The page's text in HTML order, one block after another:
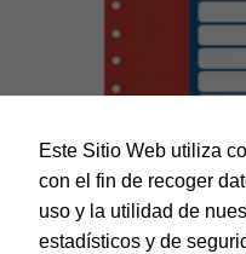
Este Sitio Web utiliza
con el fin de recoger
uso y la utilidad de
estadísticos y de